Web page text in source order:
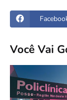
Você Vai